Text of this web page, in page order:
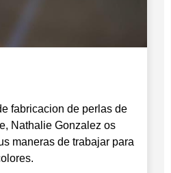
fabricacion de perlas de
Nathalie Gonzalez os
maneras de trabajar para